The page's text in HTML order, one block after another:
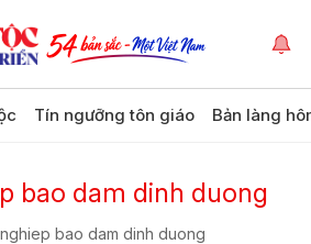
Tín ngưỡng tôn giáo Bản làng
bao dam dinh duong
bao dam dinh duong